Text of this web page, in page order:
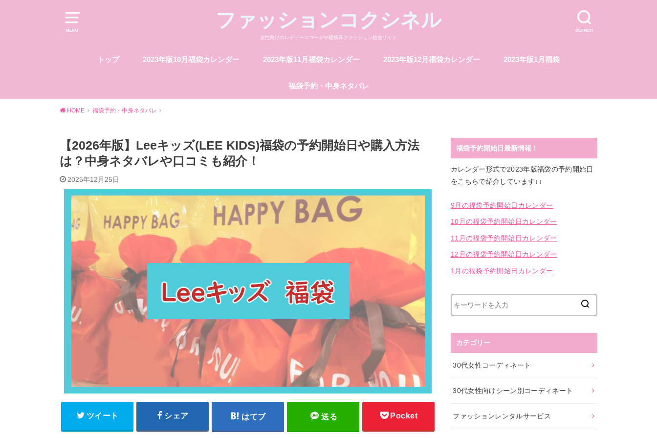
MENU SEARCH
ファッションコクシネル
女性向けのレディースコーデや福袋等ファッション総合サイト
トップ 2023年版10月福袋カレンダー 2023年版11月福袋カレンダー 2023年版12月福袋カレンダー 2023年版1月福袋
福袋予約・中身ネタバレ
HOME 福袋予約・中身ネタバレ
【2026年版】Leeキッズ(LEE KIDS)福袋の予約開始日や購入方法
は？中身ネタバレや口コミも紹介！
2025年12月25日
ツイート シェア はてブ 送る Pocket
福袋予約開始日最新情報！
カレンダー形式で2023年版福袋の予約開始日
をこちらで紹介しています↓↓
9月の福袋予約開始日カレンダー
10月の福袋予約開始日カレンダー
11月の福袋予約開始日カレンダー
12月の福袋予約開始日カレンダー
1月の福袋予約開始日カレンダー
カテゴリー
30代女性コーディネート
30代女性向けシーン別コーディネート
ファッションレンタルサービス